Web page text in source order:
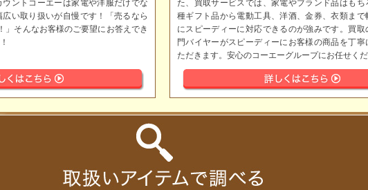
ントコーエーは家電や洋服だけでな
い取り扱いが自慢です！「売るなら
」そんなお客様のご要望にお答えでき
た、買取サービスでは、家電やブランド品はもち
種ギフト品から電動工具、洋酒、金券、衣類まで
にスピーディーに対応できるのが強みです。買取
門バイヤーがスピーディーにお客様の商品を丁寧
ただきます。安心のコーエーグループにお任せくだ